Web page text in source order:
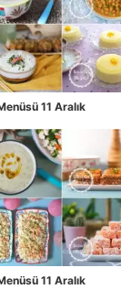
11 Aralık
11 Aralık